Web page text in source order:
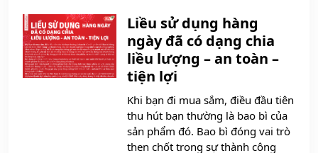
Liều sử dụng hàng
ngày đã có dạng chia
liều lượng – an toàn –
tiện lợi
Khi bạn đi mua sắm, điều đầu tiên
thu hút bạn thường là bao bì của
sản phẩm đó. Bao bì đóng vai trò
then chốt trong sự thành công